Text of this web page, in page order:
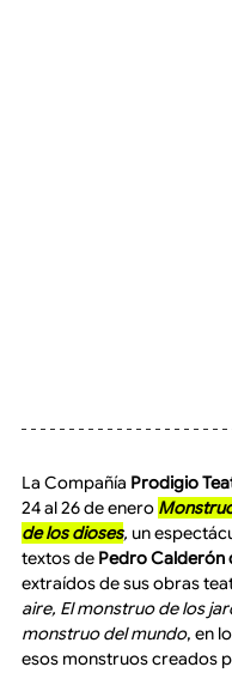
La Compañía Prodigio
24 al 26 de enero
de los dioses, un
textos de Pedro Calderón
extraídos de sus obras
aire, El monstruo de los
monstruo del mundo, en
esos monstruos creados